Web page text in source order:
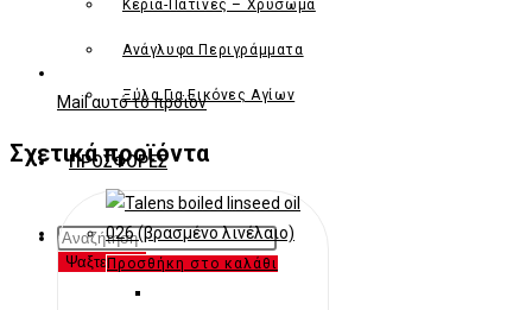
Κεριά-Πατίνες – Χρύσωμα
Ανάγλυφα Περιγράμματα
Ξύλα Για Εικόνες Αγίων
ΠΡΟΣΦΟΡΈΣ
Products
search
Ψαξτε εδω
Mail αυτό το προϊόν
Σχετικά προϊόντα
Προσθήκη στο καλάθι